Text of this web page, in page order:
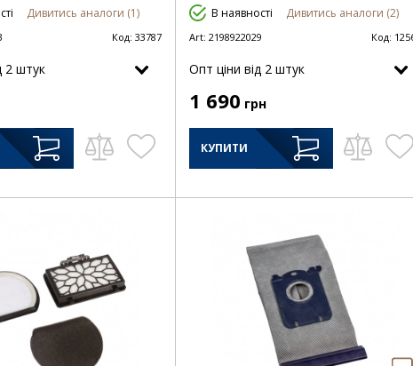
Дивитись аналоги (1)
Код: 33787
2 штук
В наявності Дивитись аналоги (2)
Art: 2198922029 Код:
Опт цiни від 2 штук
1 690 грн
КУПИТИ